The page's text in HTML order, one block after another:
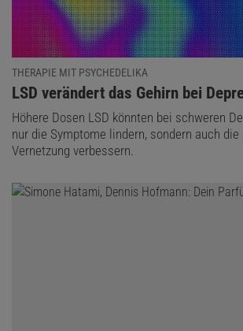
THERAPIE MIT PSYCHEDELIKA
:
LSD verändert das Gehirn bei
Höhere Dosen LSD könnten bei schweren
nur die Symptome lindern, sondern auch die
Vernetzung verbessern.